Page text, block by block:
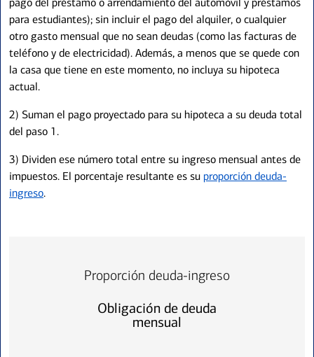
para estudiantes); sin incluir el pago del alquiler, o cualquier
otro gasto mensual que no sean deudas (como las facturas de
teléfono y de electricidad). Además, a menos que se quede con
la casa que tiene en este momento, no incluya su hipoteca
actual.
2) Suman el pago proyectado para su hipoteca a su deuda total
del paso 1.
3) Dividen ese número total entre su ingreso mensual antes de
impuestos. El porcentaje resultante es su proporción deuda-
ingreso.
Proporción deuda-ingreso
Obligación de deuda
mensual